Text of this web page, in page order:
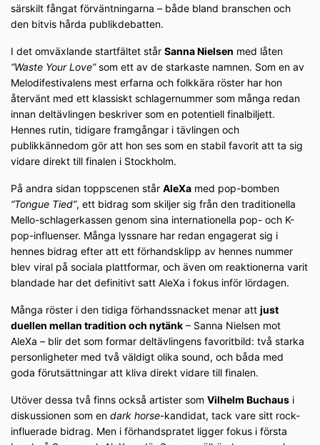
särskilt fångat förväntningarna – både bland branschen och
den bitvis hårda publikdebatten.
I det omväxlande startfältet står Sanna Nielsen med låten
“Waste Your Love”som ett av de starkaste namnen. Som en av
Melodifestivalens mest erfarna och folkkära röster har hon
återvänt med ett klassiskt schlagernummer som många redan
innan deltävlingen beskriver som en potentiell finalbiljett.
Hennes rutin, tidigare framgångar i tävlingen och
publikkännedom gör att hon ses som en stabil favorit att ta sig
vidare direkt till finalen i Stockholm.
På andra sidan toppscenen står AleXa med pop-bomben
“Tongue Tied”, ett bidrag som skiljer sig från den traditionella
Mello-schlagerkassen genom sina internationella pop- och K-
pop-influenser. Många lyssnare har redan engagerat sig i
hennes bidrag efter att ett förhandsklipp av hennes nummer
blev viral på sociala plattformar, och även om reaktionerna varit
blandade har det definitivt satt AleXa i fokus inför lördagen.
Många röster i den tidiga förhandssnacket menar att just
duellen mellan tradition och nytänk – Sanna Nielsen mot
AleXa – blir det som formar deltävlingens favoritbild: två starka
personligheter med två väldigt olika sound, och båda med
goda förutsättningar att kliva direkt vidare till finalen.
Utöver dessa två finns också artister som Vilhelm Buchaus i
diskussionen som en dark horse-kandidat, tack vare sitt rock-
influerade bidrag. Men i förhandspratet ligger fokus i första